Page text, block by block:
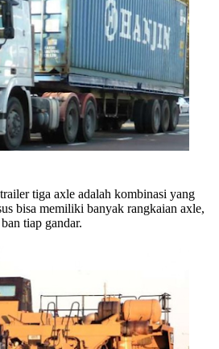
tiga axle adalah kombinasi yang
bisa memiliki banyak rangkaian axle,
tiap gandar.